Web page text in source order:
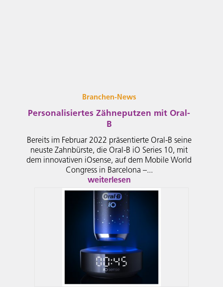
Branchen-News
Personalisiertes Zähneputzen mit Oral-
B
Bereits im Februar 2022 präsentierte Oral-B seine
neuste Zahnbürste, die Oral-B iO Series 10, mit
dem innovativen iOsense, auf dem Mobile World
Congress in Barcelona –...
weiterlesen